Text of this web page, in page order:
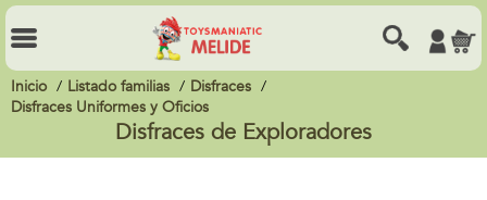
Inicio Listado familias
Disfraces
Disfraces Uniformes y Oficios
Disfraces de Exploradores